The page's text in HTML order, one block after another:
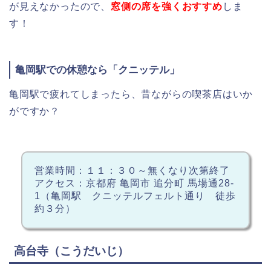
が見えなかったので、 窓側の席を強くおすすめ しま
す！
亀岡駅での休憩なら「クニッテル」
亀岡駅で疲れてしまったら、昔ながらの喫茶店はいか
がですか？
営業時間：１１：３０～無くなり次第終了
アクセス：京都府 亀岡市 追分町 馬場通28-
1（亀岡駅 クニッテルフェルト通り 徒歩
約３分）
高台寺（こうだいじ）